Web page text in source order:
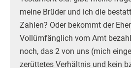
meine Brüder und ich die
Zahlen? Oder bekommt der
Vollümfänglich vom Amt
noch, das 2 von uns (mich
zerüttetes Verhältnis und kein